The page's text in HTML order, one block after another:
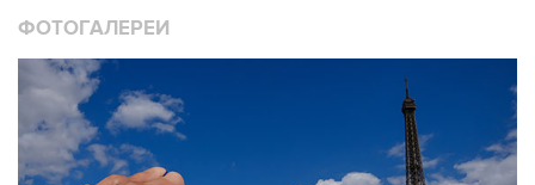
ФОТОГАЛЕРЕИ